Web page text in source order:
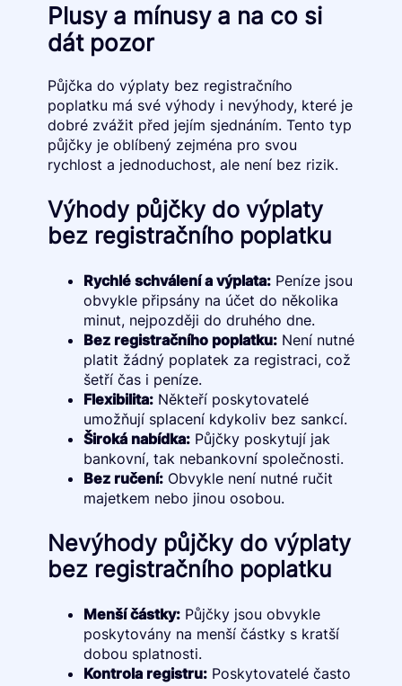
Plusy a mínusy a na co si
dát pozor
Půjčka do výplaty bez registračního
poplatku má své výhody i nevýhody, které je
dobré zvážit před jejím sjednáním. Tento typ
půjčky je oblíbený zejména pro svou
rychlost a jednoduchost, ale není bez rizik.
Výhody půjčky do výplaty
bez registračního poplatku
Rychlé schválení a výplata:Peníze jsou
obvykle připsány na účet do několika
minut, nejpozději do druhého dne.
Bez registračního poplatku:Není nutné
platit žádný poplatek za registraci, což
šetří čas i peníze.
Flexibilita:Někteří poskytovatelé
umožňují splacení kdykoliv bez sankcí.
Široká nabídka:Půjčky poskytují jak
bankovní, tak nebankovní společnosti.
Bez ručení:Obvykle není nutné ručit
majetkem nebo jinou osobou.
Nevýhody půjčky do výplaty
bez registračního poplatku
Menší částky:Půjčky jsou obvykle
poskytovány na menší částky s kratší
dobou splatnosti.
Kontrola registru:Poskytovatelé často